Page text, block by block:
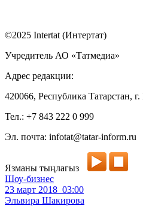
©2025 Intertat (Интертат)
Учредитель АО «Татмедиа»
Адрес редакции:
420066, Республика Татарстан,
Тел.: +7 843 222 0 999
Эл. почта: infotat@tatar-inform.ru
Язманы тыңлагыз
Шоу-бизнес
23 март 2018 03:00
Эльвира Шакирова